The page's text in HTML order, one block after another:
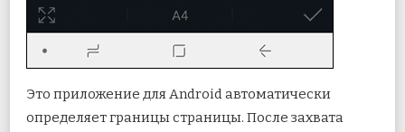
Это приложение для Android автоматически
определяет границы страницы. После захвата